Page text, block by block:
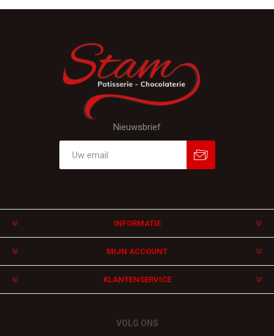
Nieuwsbrief
INFORMATIE
MIJN ACCOUNT
KLANTENSERVICE
VOLG ONS